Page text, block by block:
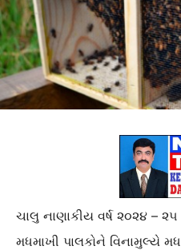
ચાલુ નાણાકીય વર્ષ ૨૦૨૪ –
મધમાખી પાલકોને વિનામુલ્યે